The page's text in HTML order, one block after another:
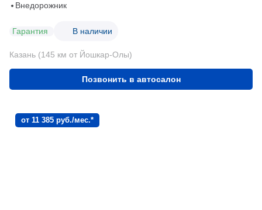
Внедорожник
Гарантия В наличии
Казань (145 км от Йошкар-Олы)
Позвонить в автосалон
от 11 385 руб./мес.*